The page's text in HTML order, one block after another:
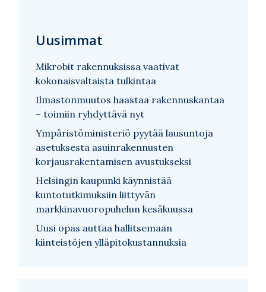
Uusimmat
Mikrobit rakennuksissa vaativat
kokonaisvaltaista tulkintaa
Ilmastonmuutos haastaa rakennuskantaa
– toimiin ryhdyttävä nyt
Ympäristöministeriö pyytää lausuntoja
asetuksesta asuinrakennusten
korjausrakentamisen avustukseksi
Helsingin kaupunki käynnistää
kuntotutkimuksiin liittyvän
markkinavuoropuhelun kesäkuussa
Uusi opas auttaa hallitsemaan
kiinteistöjen ylläpitokustannuksia